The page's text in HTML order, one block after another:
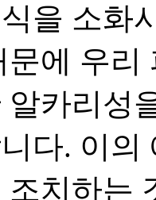
을 소화
문에 우리
알카리성
다. 이의
조치하는